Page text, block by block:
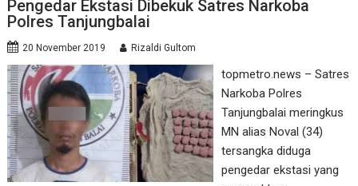
Pengedar Ekstasi Dibekuk Satres Narkoba
Polres Tanjungbalai
20 November 2019 Rizaldi Gultom
topmetro.news – Satres
Narkoba Polres
Tanjungbalai meringkus
MN alias Noval (34)
tersangka diduga
pengedar ekstasi yang